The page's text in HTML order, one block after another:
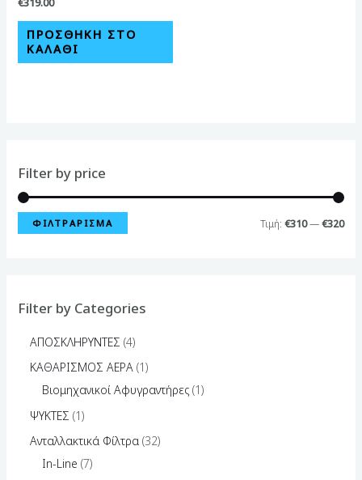
Filter by price
ΦΙΛΤΡΆΡΙΣΜΑ Τιμή:€310—€320
Filter by Categories
ΑΠΟΣΚΛΗΡΥΝΤΕΣ 4
ΚΑΘΑΡΙΣΜΟΣ ΑΕΡΑ 1
Βιομηχανικοί Αφυγραντήρες 1
ΨΥΚΤΕΣ 1
Ανταλλακτικά Φίλτρα 32
In-Line 7
0
από
€319.00
ΠΡΟΣΘΉΚΗ ΣΤΟ
ΚΑΛΆΘΙ